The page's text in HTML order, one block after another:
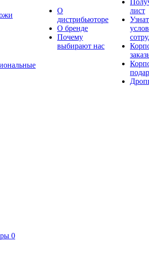
О
дистрибьюторе
О бренде
Почему
выбирают нас
лист
0